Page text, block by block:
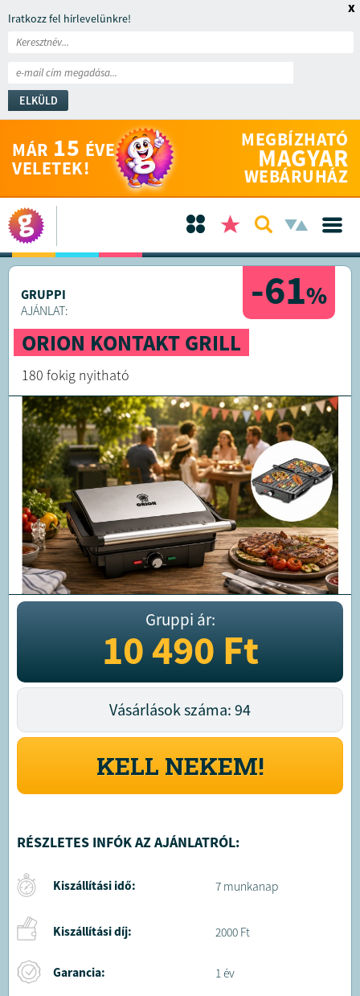
Iratkozz fel hírlevelünkre!
ELKÜLD
x
MÁR 15 ÉVE
VELETEK!
MEGBÍZHATÓ
MAGYAR
WEBÁRUHÁZ
-61%
GRUPPI
AJÁNLAT:
ORION KONTAKT GRILL
180 fokig nyitható
Gruppi ár:
10 490Ft
Vásárlások száma: 94
KELL NEKEM!
RÉSZLETES INFÓK AZ AJÁNLATRÓL:
Kiszállítási idő: 7 munkanap
Kiszállítási díj: 2000 Ft
Garancia: 1 év